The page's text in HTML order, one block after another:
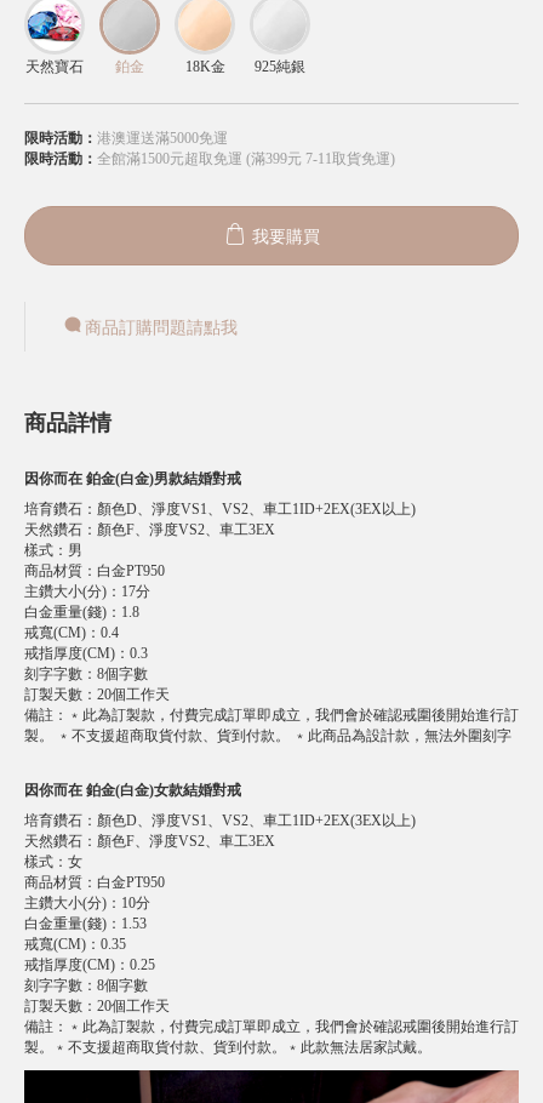
天然寶石 鉑金 18K金 925純銀
限時活動： 港澳運送滿5000免運
限時活動： 全館滿1500元超取免運 (滿399元 7-11取貨免運)
我要購買
商品訂購問題請點我
商品詳情
因你而在 鉑金(白金)男款結婚對戒
培育鑽石 ： 顏色D、淨度VS1、VS2、車工1ID+2EX(3EX以上)
天然鑽石 ： 顏色F、淨度VS2、車工3EX
樣式 ： 男
商品材質 ： 白金PT950
主鑽大小(分) ： 17分
白金重量(錢) ： 1.8
戒寬(CM) ： 0.4
戒指厚度(CM) ： 0.3
刻字字數 ： 8個字數
訂製天數 ： 20個工作天
備註 ： ﹡此為訂製款，付費完成訂單即成立，我們會於確認戒圍後開始進行訂
製。 ﹡不支援超商取貨付款、貨到付款。 ﹡此商品為設計款，無法外圍刻字
因你而在 鉑金(白金)女款結婚對戒
培育鑽石 ： 顏色D、淨度VS1、VS2、車工1ID+2EX(3EX以上)
天然鑽石 ： 顏色F、淨度VS2、車工3EX
樣式 ： 女
商品材質 ： 白金PT950
主鑽大小(分) ： 10分
白金重量(錢) ： 1.53
戒寬(CM) ： 0.35
戒指厚度(CM) ： 0.25
刻字字數 ： 8個字數
訂製天數 ： 20個工作天
備註 ： ﹡此為訂製款，付費完成訂單即成立，我們會於確認戒圍後開始進行訂
製。﹡不支援超商取貨付款、貨到付款。﹡此款無法居家試戴。